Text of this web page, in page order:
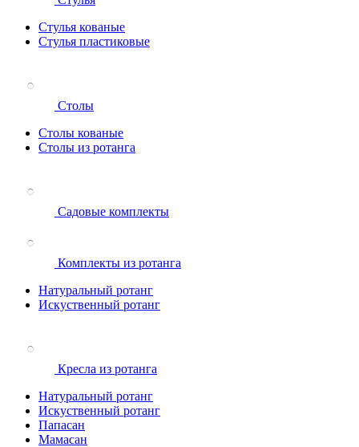
Стулья кованые
Стулья пластиковые
Столы
Столы кованые
Столы из ротанга
Садовые комплекты
Комплекты из ротанга
Натуральный ротанг
Искуственный ротанг
Кресла из ротанга
Натуральный ротанг
Искуственный ротанг
Папасан
Мамасан